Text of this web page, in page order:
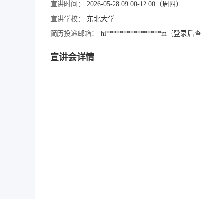
宣讲时间： 2026-05-28 09:00-12:00（周四）
宣讲学校：
东北大学
简历投递邮箱：
hi****************m（登录后查
宣讲会详情